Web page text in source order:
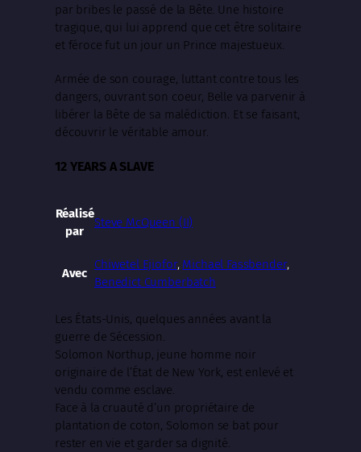
par bribes le passé de la Bête. Une histoire
tragique, qui lui apprend que cet être solitaire
et féroce fut un jour un Prince majestueux.
Armée de son courage, luttant contre tous les
dangers, ouvrant son coeur, Belle va parvenir à
libérer la Bête de sa malédiction. Et se faisant,
découvrir le véritable amour.
12 YEARS A SLAVE
Réalisé
par
Steve McQueen (II)
Avec
Chiwetel Ejiofor, Michael Fassbender,
Benedict Cumberbatch
Les États-Unis, quelques années avant la
guerre de Sécession.
Solomon Northup, jeune homme noir
originaire de l’État de New York, est enlevé et
vendu comme esclave.
Face à la cruauté d’un propriétaire de
plantation de coton, Solomon se bat pour
rester en vie et garder sa dignité.